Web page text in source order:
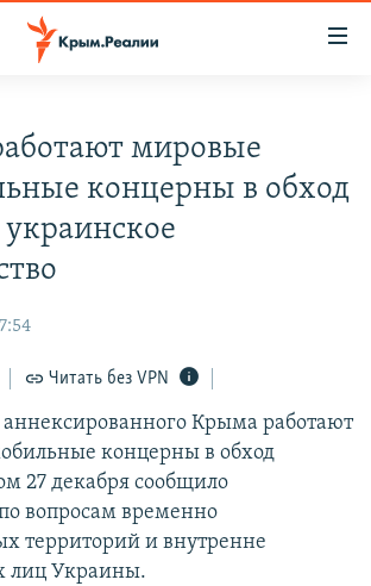
СУДЯТ?
мировые
концерны в обход
Читать без VPN
Крыма работают
концерны в обход
27 декабря сообщило
вопросам временно
территорий и внутренне
лиц Украины.